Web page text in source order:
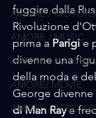
AMORE /
AMORE / MUSIC
AMORE / LUXURY
AMORE/ MOVIE
AMORE /
fuggire dalla
Rivoluzione
prima a Parigi e
divenne una
della moda e
George divenne
di Man Ray e